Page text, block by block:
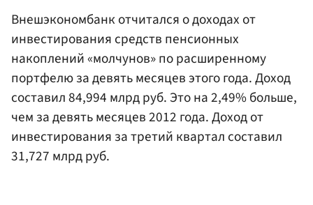
Внешэкономбанк отчитался о доходах от
инвестирования средств пенсионных
накоплений «молчунов» по расширенному
портфелю за девять месяцев этого года. Доход
составил 84,994 млрд руб. Это на 2,49% больше,
чем за девять месяцев 2012 года. Доход от
инвестирования за третий квартал составил
31,727 млрд руб.